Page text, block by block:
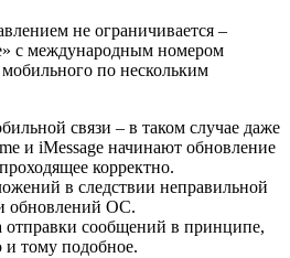
не ограничивается –
с международным номером
по нескольким
связи – в таком случае даже
и iMessage начинают обновление
корректно.
в следствии неправильной
обновлений ОС.
отправки сообщений в принципе,
и тому подобное.